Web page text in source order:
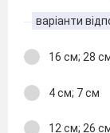
варіанти
16 см; 28
4 см; 7 см
12 см; 26